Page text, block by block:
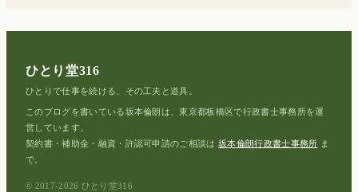
ひとり堂316
ひとりで仕事を続ける、その工夫と道具。
このブログを書いている坂本倫朗は、東京都板橋区で行政書士事務所を運
営しています。
契約書・補助金・融資・許認可申請のご相談は坂本倫朗行政書士事務所 ま
で。
© 2017-2026 ひとり堂316